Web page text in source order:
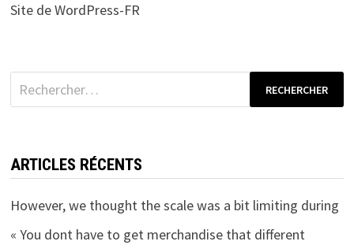
Site de WordPress-FR
Rechercher :
ARTICLES RÉCENTS
However, we thought the scale was a bit limiting during
« You dont have to get merchandise that different